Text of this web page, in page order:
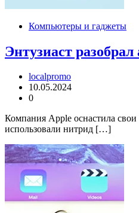
Компьютеры и гаджеты
Энтузиаст
localpromo
10.05.2024
0
Компания Apple оснастила
использовали нитрид […]